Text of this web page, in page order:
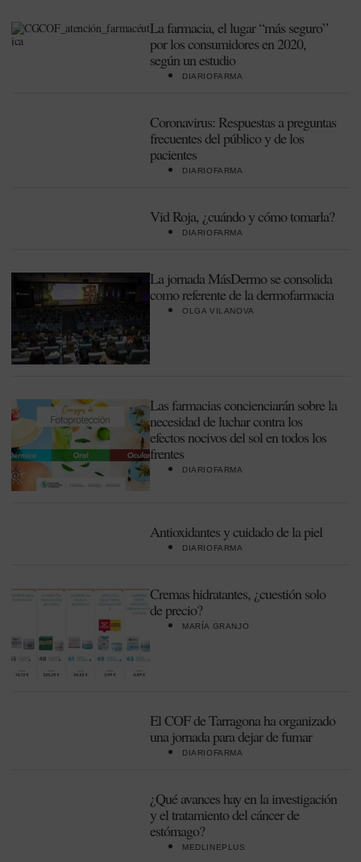
La farmacia, el lugar “más seguro”
por los consumidores en 2020,
según un estudio
DIARIOFARMA
Coronavirus: Respuestas a preguntas
frecuentes del público y de los
pacientes
DIARIOFARMA
Vid Roja, ¿cuándo y cómo tomarla?
DIARIOFARMA
La jornada MásDermo se consolida
como referente de la dermofarmacia
OLGA VILANOVA
Las farmacias concienciarán sobre la
necesidad de luchar contra los
efectos nocivos del sol en todos los
frentes
DIARIOFARMA
Antioxidantes y cuidado de la piel
DIARIOFARMA
Cremas hidratantes, ¿cuestión solo
de precio?
MARÍA GRANJO
El COF de Tarragona ha organizado
una jornada para dejar de fumar
DIARIOFARMA
¿Qué avances hay en la investigación
y el tratamiento del cáncer de
estómago?
MEDLINEPLUS